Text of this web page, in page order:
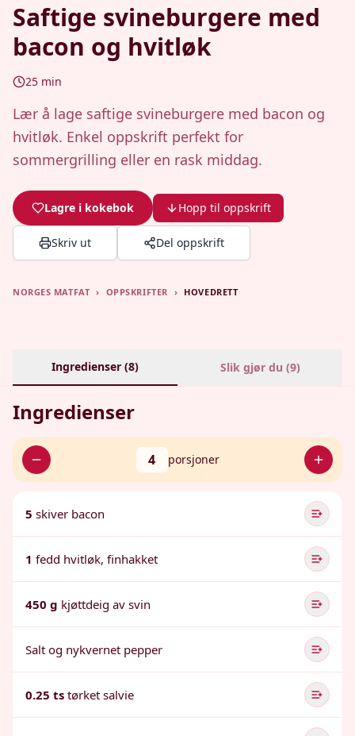
Saftige svineburgere med
bacon og hvitløk
25 min
Lær å lage saftige svineburgere med bacon og
hvitløk. Enkel oppskrift perfekt for
sommergrilling eller en rask middag.
Lagre i kokebok Hopp til oppskrift
Skriv ut Del oppskrift
NORGES MATFAT › OPPSKRIFTER › HOVEDRETT
Ingredienser (8) Slik gjør du (9)
Ingredienser
4 porsjoner
5 skiver bacon
1 fedd hvitløk, finhakket
450 g kjøttdeig av svin
Salt og nykvernet pepper
0.25 ts tørket salvie